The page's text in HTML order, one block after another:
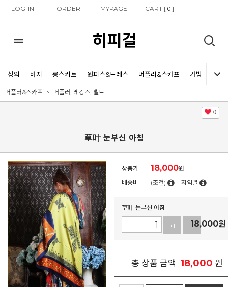
LOG-IN ORDER MYPAGE CART [0 ]
히피걸
상의 바지 롱스커트 원피스&드레스 머플러&스카프 가방 신발
머플러&스카프 머플러, 레깅스, 벨트
0
草叶 눈부신 아침
상품가 18,000원
배송비
(조건) 지역별
草叶 눈부신 아침
+1 -1
18,000원
총 상품 금액 18,000 원